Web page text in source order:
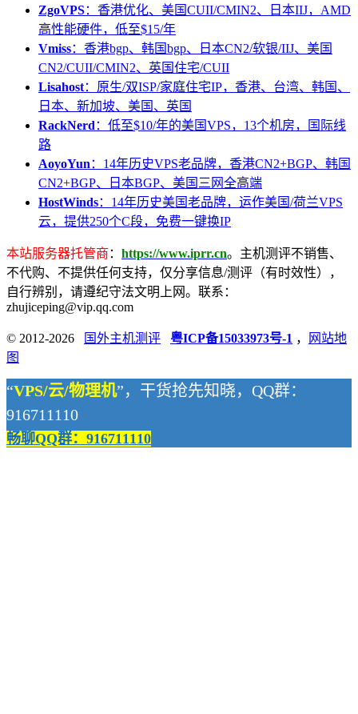
ZgoVPS：香港优化、美国CUII/CMIN2、日本IIJ，AMD
高性能硬件，低至$15/年
Vmiss：香港bgp、韩国bgp、日本CN2/软银/IIJ、美国
CN2/CUII/CMIN2、英国住宅/CUII
Lisahost：原生/双ISP/家庭住宅IP，香港、台湾、韩国、
日本、新加坡、美国、英国
RackNerd ：低至$10/年的美国VPS，13个机房，国际线
路
AoyoYun ：14年历史VPS老品牌，香港CN2+BGP、韩国
CN2+BGP、日本BGP、美国三网全高端
HostWinds：14年历史美国老品牌，运作美国/荷兰VPS
云，提供250个C段，免费一键换IP
本站服务器托管商 ： https://www.iprr.cn。主机测评不销售、
不代购、不提供任何支持，仅分享信息/测评（有时效性），
自行辨别，请遵纪守法文明上网。联系：
zhujiceping@vip.qq.com
© 2012-2026 国外主机测评 粤ICP备15033973号-1 ，
网站地
图
“VPS/云/物理机”，干货抢先知晓，QQ群：
916711110
畅聊QQ群：916711110